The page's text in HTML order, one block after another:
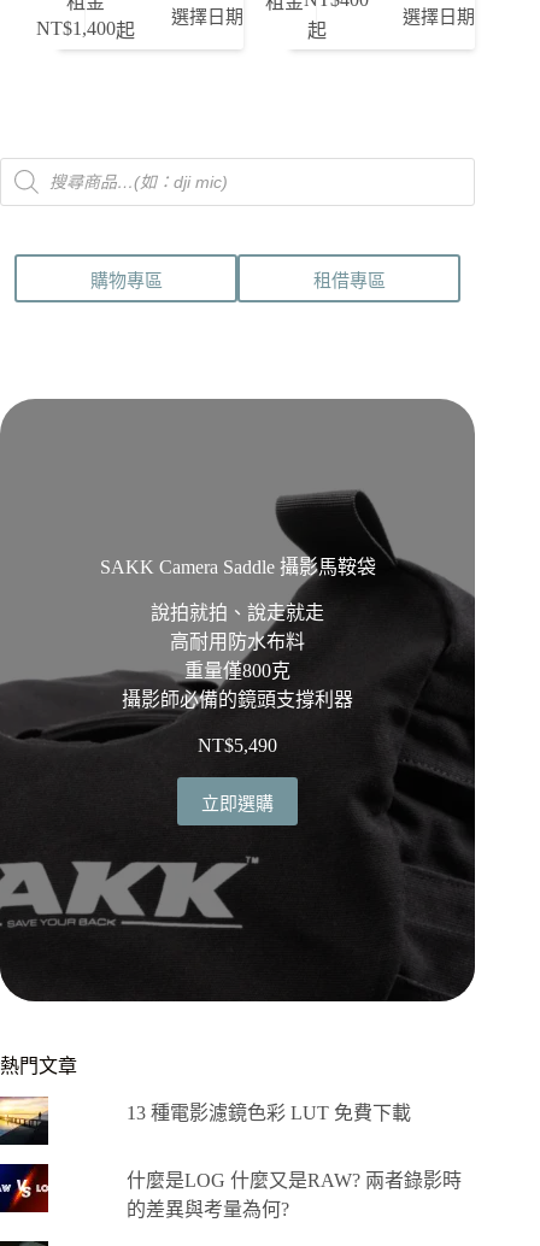
NT$1,400起
選擇日期
起
選擇日期
Products
search
購物專區 租借專區
SAKK Camera Saddle 攝影馬鞍袋
說拍就拍、說走就走
高耐用防水布料
重量僅800克
攝影師必備的鏡頭支撐利器
NT$5,490
立即選購
熱門文章
13 種電影濾鏡色彩 LUT 免費下載
什麼是LOG 什麼又是RAW? 兩者錄影時
的差異與考量為何?